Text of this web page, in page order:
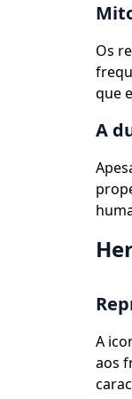
Os
que
A
A
aos